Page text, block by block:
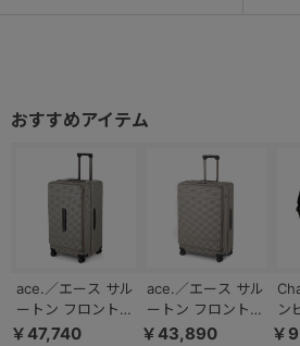
ace.／エース サル
ートン フロントオ
ープン キャスター
￥47,740
ace.／エース サル
ートン フロントオ
ープン キャスター
￥43,890
ン
ュ
￥